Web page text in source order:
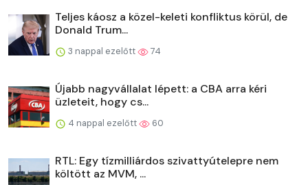
Teljes káosz a közel-keleti konfliktus körül, de
Donald Trum...
3 nappal ezelőtt 74
Újabb nagyvállalat lépett: a CBA arra kéri
üzleteit, hogy cs...
4 nappal ezelőtt 60
RTL: Egy tízmilliárdos szivattyútelepre nem
költött az MVM, ...